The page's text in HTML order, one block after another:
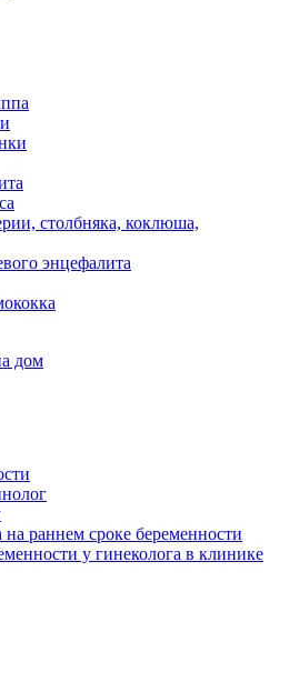
столбняка, коклюша,
энцефалита
дом
раннем сроке беременности
у гинеколога в клинике